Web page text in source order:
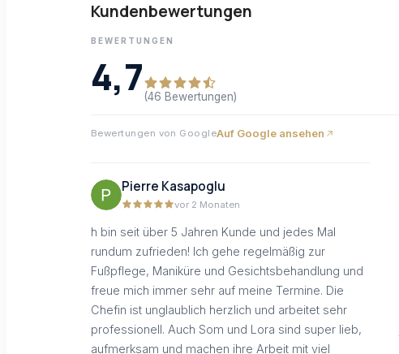
Kundenbewertungen
BEWERTUNGEN
4,7 (46 Bewertungen)
Bewertungen von GoogleAuf Google ansehen
Pierre Kasapoglu
vor 2 Monaten
h bin seit über 5 Jahren Kunde und jedes Mal
rundum zufrieden! Ich gehe regelmäßig zur
Fußpflege, Maniküre und Gesichtsbehandlung und
freue mich immer sehr auf meine Termine. Die
Chefin ist unglaublich herzlich und arbeitet sehr
professionell. Auch Som und Lora sind super lieb,
aufmerksam und machen ihre Arbeit mit viel